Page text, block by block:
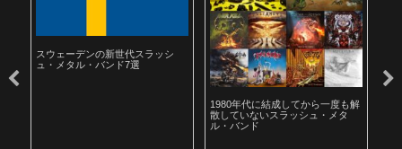
スウェーデンの新世代スラッシ
ュ・メタル・バンド7選
1980年代に結成してから一度も解
散していないスラッシュ・メタ
ル・バンド